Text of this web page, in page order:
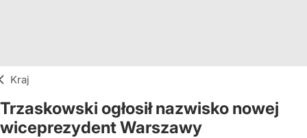
Kraj
Trzaskowski ogłosił nazwisko nowej
wiceprezydent Warszawy